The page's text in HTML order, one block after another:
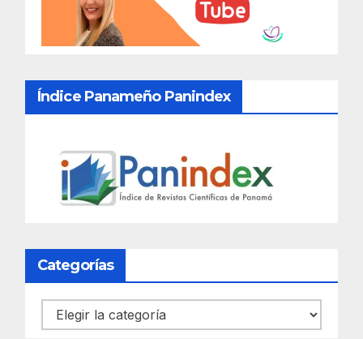
Índice Panameño Panindex
Categorías
Categorías